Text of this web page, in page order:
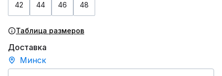
42 44 46 48
Таблица размеров
Доставка
Минск